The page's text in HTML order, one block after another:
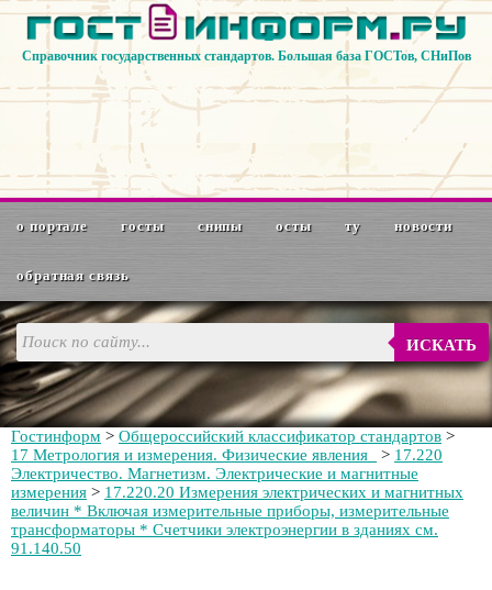
Справочник государственных стандартов. Большая база ГОСТов, СНиПов
о портале госты снипы осты ту новости
обратная связь
ИСКАТЬ
Гостинформ > Общероссийский классификатор стандартов >
17 Метрология и измерения. Физические явления
> 17.220
Электричество. Магнетизм. Электрические и магнитные
измерения > 17.220.20 Измерения электрических и магнитных
величин * Включая измерительные приборы, измерительные
трансформаторы * Счетчики электроэнергии в зданиях см.
91.140.50